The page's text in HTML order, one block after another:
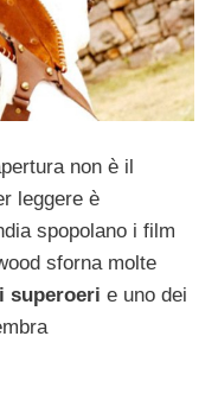
non è il
leggere è
spopolano i film
sforna molte
superoeri e uno dei